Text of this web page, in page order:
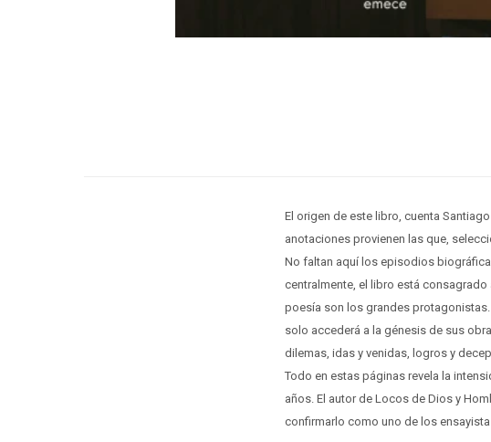
El origen de este libro, cuenta
anotaciones provienen las que,
No faltan aquí los episodios
centralmente, el libro está consagrado
poesía son los grandes
solo accederá a la génesis de sus
dilemas, idas y venidas, logros y
Todo en estas páginas revela la
años. El autor de Locos de Dios y
confirmarlo como uno de los